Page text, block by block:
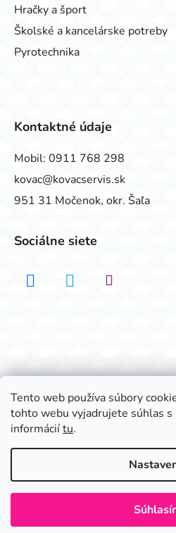
Tento web používa súbory
tohto webu vyjadrujete súhlas s
informáciítu.
Hračky a šport
Školské a kancelárske potreby
Pyrotechnika
Kontaktné údaje
Mobil: 0911 768 298
kovac@kovacservis.sk
951 31 Močenok, okr. Šaľa
Sociálne siete